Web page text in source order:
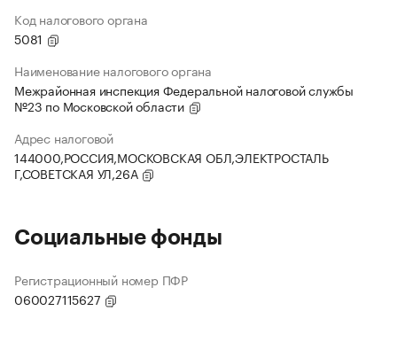
Код налогового органа
5081
Наименование налогового органа
Межрайонная инспекция Федеральной налоговой службы
№23 по Московской области
Адрес налоговой
144000,РОССИЯ,МОСКОВСКАЯ ОБЛ,ЭЛЕКТРОСТАЛЬ
Г,СОВЕТСКАЯ УЛ,26А
Социальные фонды
Регистрационный номер ПФР
060027115627